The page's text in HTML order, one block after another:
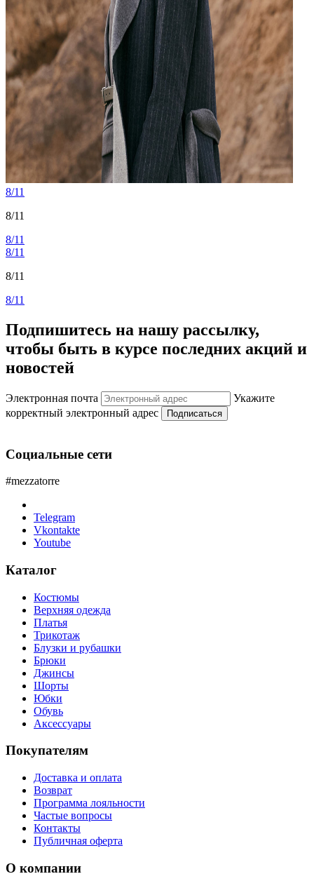
8/11
8/11
8/11
8/11
8/11
8/11
Подпишитесь на нашу рассылку,
чтобы быть в курсе последних акций и
новостей
Электронная почта
Укажите
корректный электронный адрес
Подписаться
Социальные сети
#mezzatorre
Telegram
Vkontakte
Youtube
Каталог
Костюмы
Верхняя одежда
Платья
Трикотаж
Блузки и рубашки
Брюки
Джинсы
Шорты
Юбки
Обувь
Аксессуары
Покупателям
Доставка и оплата
Возврат
Программа лояльности
Частые вопросы
Контакты
Публичная оферта
О компании